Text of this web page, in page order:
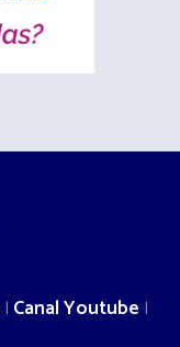
| Canal Youtube |